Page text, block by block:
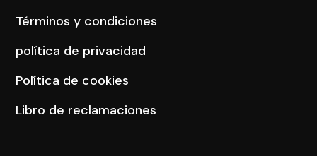
Términos y condiciones
política de privacidad
Política de cookies
Libro de reclamaciones